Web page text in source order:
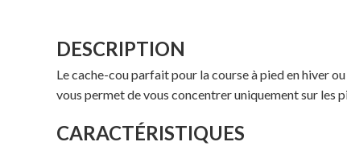
DESCRIPTION
Le cache-cou parfait pour la course à pied en hiver
vous permet de vous concentrer uniquement sur les
CARACTÉRISTIQUES